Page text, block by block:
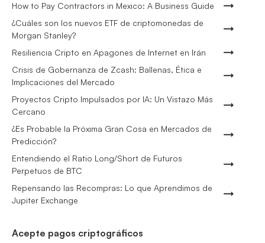
How to Pay Contractors in Mexico: A Business Guide
¿Cuáles son los nuevos ETF de criptomonedas de
Morgan Stanley?
Resiliencia Cripto en Apagones de Internet en Irán
Crisis de Gobernanza de Zcash: Ballenas, Ética e
Implicaciones del Mercado
Proyectos Cripto Impulsados por IA: Un Vistazo Más
Cercano
¿Es Probable la Próxima Gran Cosa en Mercados de
Predicción?
Entendiendo el Ratio Long/Short de Futuros
Perpetuos de BTC
Repensando las Recompras: Lo que Aprendimos de
Jupiter Exchange
Acepte pagos criptográficos